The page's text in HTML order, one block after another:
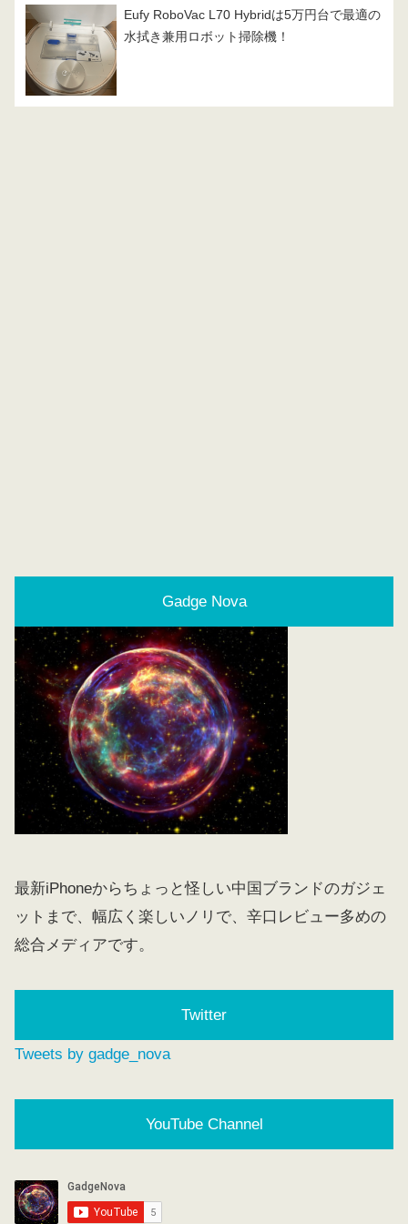
Eufy RoboVac L70 Hybridは5万円台で最適の
水拭き兼用ロボット掃除機！
Gadge Nova
最新iPhoneからちょっと怪しい中国ブランドのガジェ
ットまで、幅広く楽しいノリで、辛口レビュー多めの
総合メディアです。
Twitter
Tweets by gadge_nova
YouTube Channel